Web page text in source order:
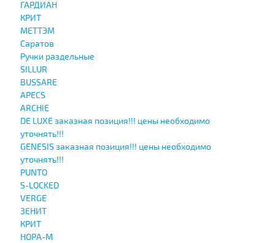
ГАРДИАН
КРИТ
МЕТТЭМ
Саратов
Ручки раздельные
SILLUR
BUSSARE
APECS
ARCHIE
DE LUXE заказная позиция!!! цены необходимо
уточнять!!!
GENESIS заказная позиция!!! цены необходимо
уточнять!!!
PUNTO
S-LOCKED
VERGE
ЗЕНИТ
КРИТ
НОРА-М